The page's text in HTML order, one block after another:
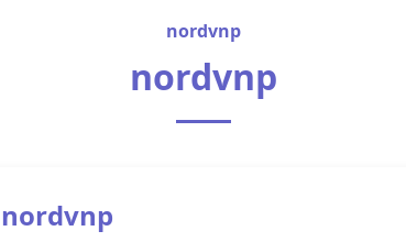
nordvnp
nordvnp
nordvnp